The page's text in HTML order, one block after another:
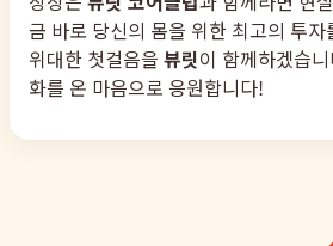
금 바로 당신의 몸을 위한 최고의 투
위대한 첫걸음을 뷰릿이 함께하겠습
화를 온 마음으로 응원합니다!